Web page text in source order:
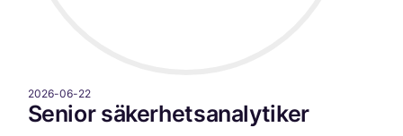
2026-06-22
Senior säkerhetsanalytiker